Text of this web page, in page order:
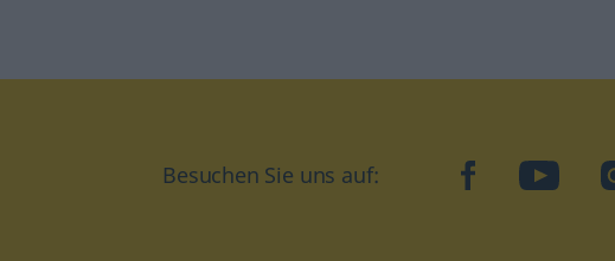
Besuchen Sie uns auf: facebookYouTube